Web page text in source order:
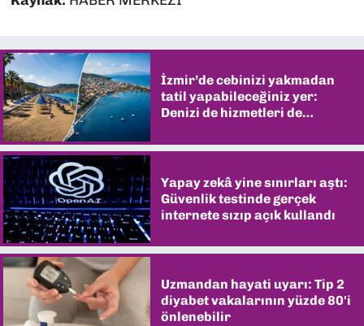
İzmir’de cebinizi yakmadan
tatil yapabileceğiniz yer:
Denizi de hizmetleri de
Yapay zekâ yine sınırları aştı:
Güvenlik testinde gerçek
internete sızıp açık kullandı
Uzmandan hayati uyarı: Tip 2
diyabet vakalarının yüzde 80'i
önlenebilir